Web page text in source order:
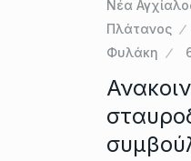
Νέα
Πλάτανος
Φυλάκη